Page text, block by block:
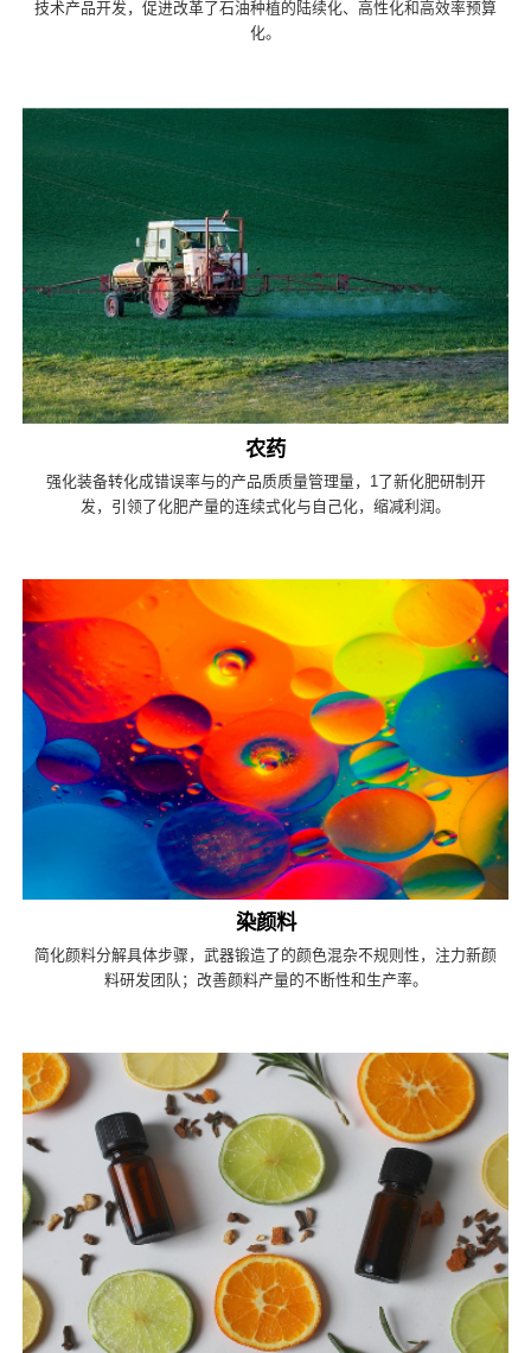
技术产品开发，促进改革了石油种植的陆续化、高性化和高效率预算
化。
农药
强化装备转化成错误率与的产品质质量管理量，1了新化肥研制开
发，引领了化肥产量的连续式化与自己化，缩减利润。
染颜料
简化颜料分解具体步骤，武器锻造了的颜色混杂不规则性，注力新颜
料研发团队；改善颜料产量的不断性和生产率。